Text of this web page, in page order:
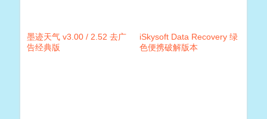
墨迹天气 v3.00 / 2.52 去广
告经典版
iSkysoft Data Recovery 绿
色便携破解版本